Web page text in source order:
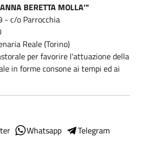
BERETTA MOLLA'"
- c/o Parrocchia
Reale (Torino)
per favorire l'attuazione della
in forme consone ai tempi ed ai
Whatsapp
Telegram